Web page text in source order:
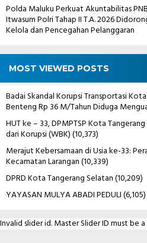
Polda Maluku Perkuat Akuntabilitas
Itwasum Polri Tahap II T.A. 2026
Kelola dan Pencegahan Pelanggaran
MOST VIEWED POSTS
Badai Skandal Korupsi Transportasi Kota
Benteng Rp 36 M/Tahun Diduga
HUT ke – 33, DPMPTSP Kota
dari Korupsi (WBK)(10,373)
Merajut Kebersamaan di Usia ke-33:
Kecamatan Larangan(10,339)
DPRD Kota Tangerang Selatan(10,209)
YAYASAN MULYA ABADI PEDULI(6,105)
Invalid slider id. Master Slider ID must be